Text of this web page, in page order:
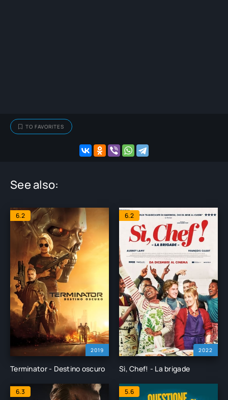
TO FAVORITES
See also:
2019
6.2
Terminator - Destino oscuro
2022
6.2
Sì, Chef! - La brigade
6.3 5.6